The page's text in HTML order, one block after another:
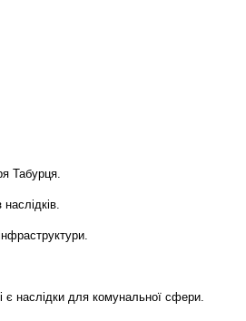
Табурця.
наслідки для комунальної сфери.